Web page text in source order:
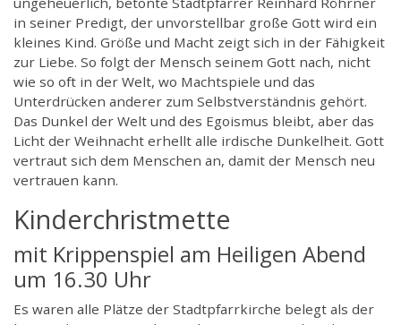
in seiner Predigt, der unvorstellbar große Gott wird ein
kleines Kind. Größe und Macht zeigt sich in der Fähigkeit
zur Liebe. So folgt der Mensch seinem Gott nach, nicht
wie so oft in der Welt, wo Machtspiele und das
Unterdrücken anderer zum Selbstverständnis gehört.
Das Dunkel der Welt und des Egoismus bleibt, aber das
Licht der Weihnacht erhellt alle irdische Dunkelheit. Gott
vertraut sich dem Menschen an, damit der Mensch neu
vertrauen kann.
Kinderchristmette
mit Krippenspiel am Heiligen Abend
um 16.30 Uhr
Es waren alle Plätze der Stadtpfarrkirche belegt als der